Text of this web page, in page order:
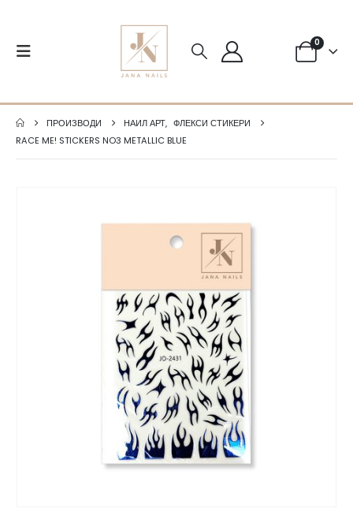
0
ПРОИЗВОДИ НАИЛ АРТ, ФЛЕКСИ СТИКЕРИ
RACE ME! STICKERS NO3 METALLIC BLUE